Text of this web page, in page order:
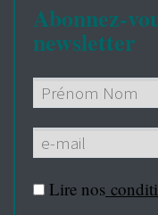
Abonnez-
newsletter
Lire nos